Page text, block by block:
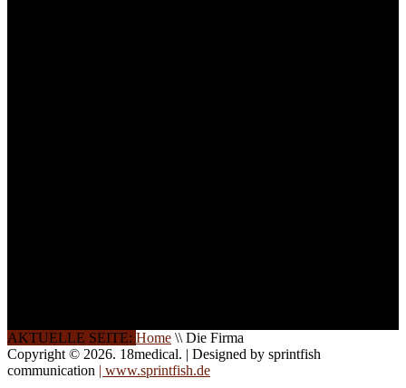
AKTUELLE SEITE: Home \\Die Firma
Copyright © 2026. 18medical. | Designed by sprintfish
communication | www.sprintfish.de